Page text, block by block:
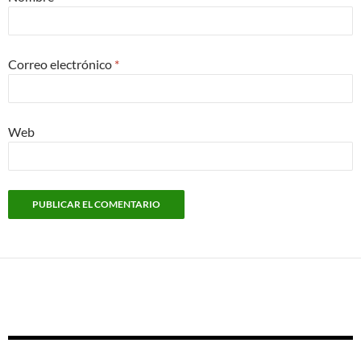
Correo electrónico *
Web